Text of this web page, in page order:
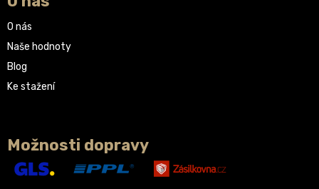
O nás
Naše hodnoty
Blog
Ke stažení
Možnosti dopravy